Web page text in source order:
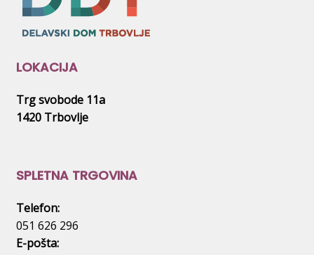
LOKACIJA
Trg svobode 11a
1420 Trbovlje
SPLETNA TRGOVINA
Telefon:
051 626 296
E-pošta: